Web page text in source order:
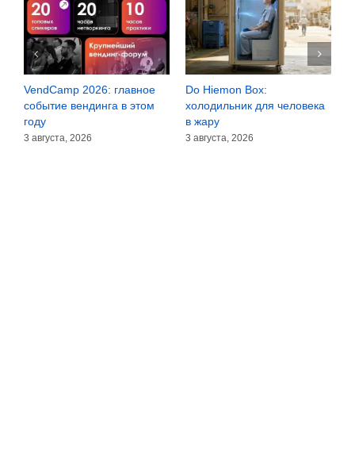
VendCamp 2026: главное
событие вендинга в этом
году
3 августа, 2026
Do Hiemon Box:
холодильник для человека
в жару
3 августа, 2026